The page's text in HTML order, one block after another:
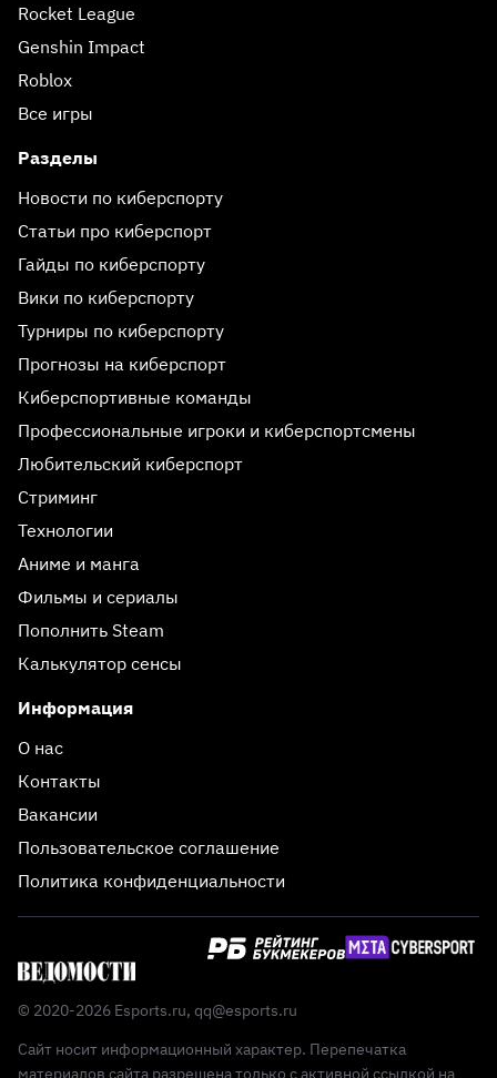
Rocket League
Genshin Impact
Roblox
Все игры
Разделы
Новости по киберспорту
Статьи про киберспорт
Гайды по киберспорту
Вики по киберспорту
Турниры по киберспорту
Прогнозы на киберспорт
Киберспортивные команды
Профессиональные игроки и киберспортсмены
Любительский киберспорт
Стриминг
Технологии
Аниме и манга
Фильмы и сериалы
Пополнить Steam
Калькулятор сенсы
Информация
О нас
Контакты
Вакансии
Пользовательское соглашение
Политика конфиденциальности
© 2020-2026 Esports.ru, qq@esports.ru
Сайт носит информационный характер. Перепечатка
материалов сайта разрешена только с активной ссылкой на